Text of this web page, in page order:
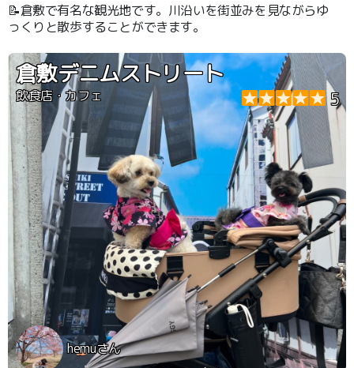
📝倉敷で有名な観光地です。川沿いを街並みを見ながらゆ
っくりと散歩することができます。
倉敷デニムストリート
飲食店・カフェ 5
hemuさん